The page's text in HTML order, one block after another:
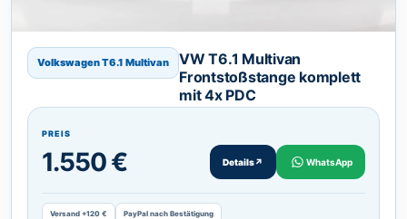
Volkswagen T6.1 Multivan
VW T6.1 Multivan
Frontstoßstange komplett
mit 4x PDC
PREIS
1.550 € Details↗ WhatsApp
Versand +120 € PayPal nach Bestätigung